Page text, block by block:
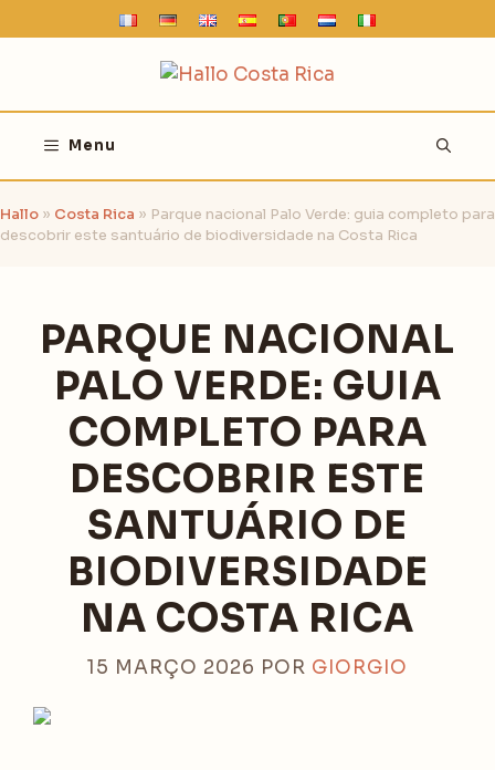
para
Menu
Hallo » Costa Rica » Parque nacional Palo Verde: guia completo para
descobrir este santuário de biodiversidade na Costa Rica
PARQUE NACIONAL
PALO VERDE: GUIA
COMPLETO PARA
DESCOBRIR ESTE
SANTUÁRIO DE
BIODIVERSIDADE
NA COSTA RICA
15 MARÇO 2026 POR GIORGIO